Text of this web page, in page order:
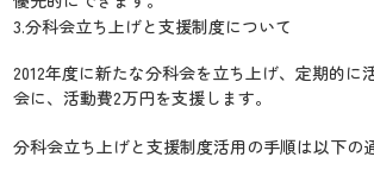
3.分科会立ち上げと支援制度について
2012年度に新たな分科会を立ち上げ、定期的に
会に、活動費2万円を支援します。
分科会立ち上げと支援制度活用の手順は以下の